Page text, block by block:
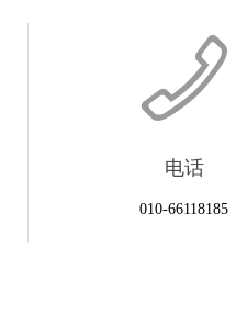
010-66118185
电话